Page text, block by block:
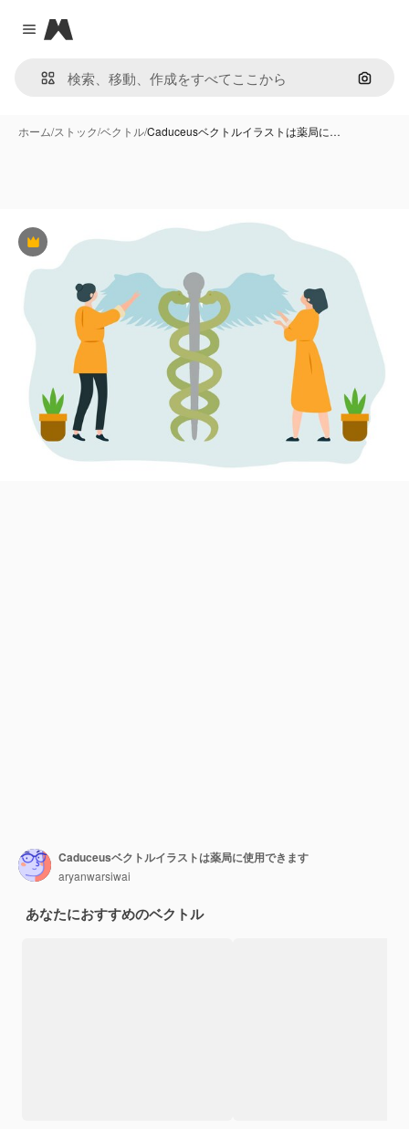
Close menu
Magnific
画像で
ホーム/ストック/ベクトル/Caduceusベクトルイラストは薬局に…
Premium
Caduceusベクトルイラストは薬局に使用できます
aryanwarsiwai
あなたにおすすめのベクトル